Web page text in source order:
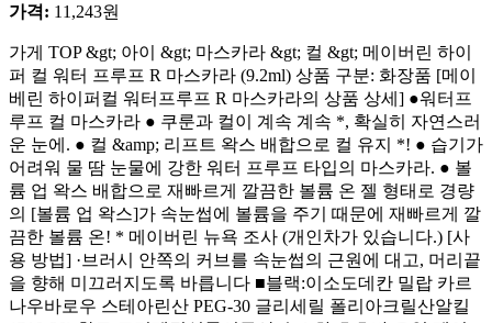
가격: 11,243원
가게 TOP &gt; 아이 &gt; 마스카라 &gt; 컬 &gt; 메이버린 하이
퍼 컬 워터 프루프 R 마스카라 (9.2ml) 상품 구분: 화장품 [메이
베린 하이퍼컬 워터프루프 R 마스카라의 상품 상세] ●워터프
루프 컬 마스카라 ● 쿠룬과 컬이 계속 계속 *, 확실히 자연스러
운 눈에. ● 컬 &amp; 리프트 왁스 배합으로 컬 유지 *! ● 습기가
어려워 물 땀 눈물에 강한 워터 프루프 타입의 마스카라. ● 볼
륨 업 왁스 배합으로 재빠르게 깔끔한 볼륨 온 젤 형태로 경량
의 [볼륨 업 왁스]가 속눈썹에 볼륨을 주기 때문에 재빠르게 깔
끔한 볼륨 온! * 메이버린 뉴욕 조사 (개인차가 있습니다.) [사
용 방법] ·브러시 안쪽의 커브를 속눈썹의 근원에 대고, 머리끝
을 향해 미끄러지도록 바릅니다 ■블랙:이소도데칸 밀랍 카르
나우바로우 스테아린산 PEG-30 글리세릴 폴리아크릴산알킬